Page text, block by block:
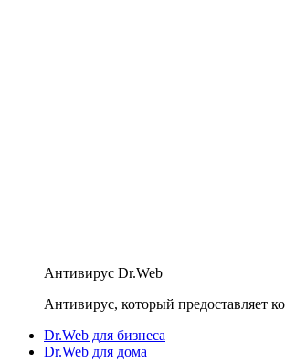
Антивирус Dr.Web
Антивирус, который предоставляет
Dr.Web для бизнеса
Dr.Web для дома